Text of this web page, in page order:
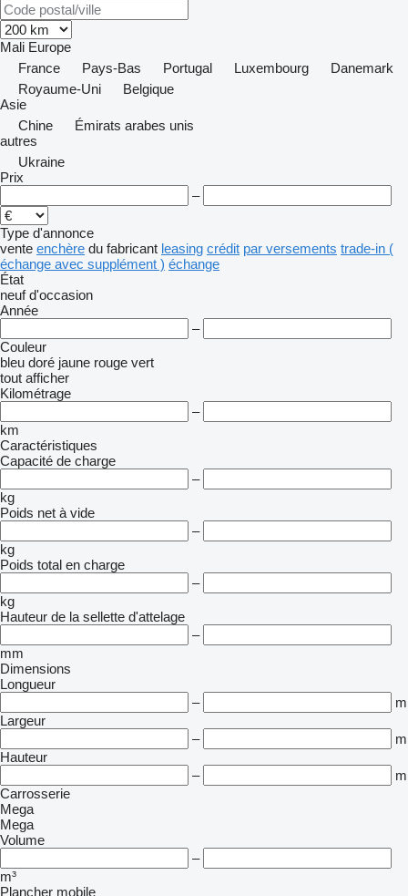
Mali Europe
France
Pays-Bas Portugal Luxembourg
Danemark
Royaume-Uni
Belgique
Asie
Chine
Émirats arabes unis
autres
Ukraine
Prix
–
Type d'annonce
vente enchère du fabricant leasing crédit par versements trade-in (
échange avec supplément ) échange
État
neuf d'occasion
Année
–
Couleur
bleu doré jaune rouge vert
tout afficher
Kilométrage
–
km
Caractéristiques
Capacité de charge
–
kg
Poids net à vide
–
kg
Poids total en charge
–
kg
Hauteur de la sellette d'attelage
–
mm
Dimensions
Longueur
–
m
Largeur
–
m
Hauteur
–
m
Carrosserie
Mega
Mega
Volume
–
m³
Plancher mobile